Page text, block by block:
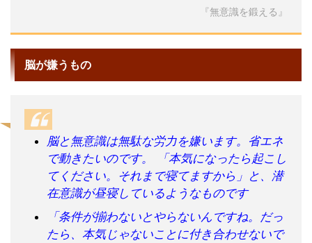
『無意識を鍛える』
脳が嫌うもの
脳と無意識は無駄な労力を嫌います。省エネ
で動きたいのです。 「本気になったら起こし
てください。それまで寝てますから」と、潜
在意識が昼寝しているようなものです
「条件が揃わないとやらないんですね。だっ
たら、本気じゃないことに付き合わせないで